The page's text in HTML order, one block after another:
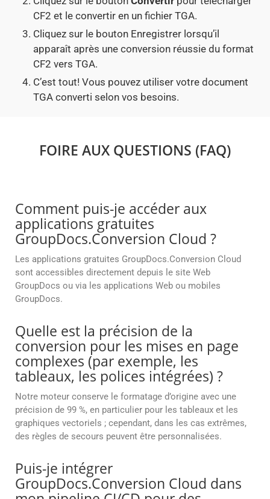
CF2 et le convertir en un fichier TGA.
Cliquez sur le bouton Enregistrer lorsqu’il
apparaît après une conversion réussie du format
CF2 vers TGA.
C’est tout! Vous pouvez utiliser votre document
TGA converti selon vos besoins.
FOIRE AUX QUESTIONS (FAQ)
Comment puis-je accéder aux
applications gratuites
GroupDocs.Conversion Cloud ?
Les applications gratuites GroupDocs.Conversion Cloud
sont accessibles directement depuis le site Web
GroupDocs ou via les applications Web ou mobiles
GroupDocs.
Quelle est la précision de la
conversion pour les mises en page
complexes (par exemple, les
tableaux, les polices intégrées) ?
Notre moteur conserve le formatage d’origine avec une
précision de 99 %, en particulier pour les tableaux et les
graphiques vectoriels ; cependant, dans les cas extrêmes,
des règles de secours peuvent être personnalisées.
Puis-je intégrer
GroupDocs.Conversion Cloud dans